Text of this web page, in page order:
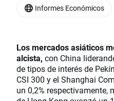
Los mercados asiáticos
alcista, con China
de tipos de interés de
CSI 300 y el Shanghai
un 0,2% respectivamente,
Informes Económicos